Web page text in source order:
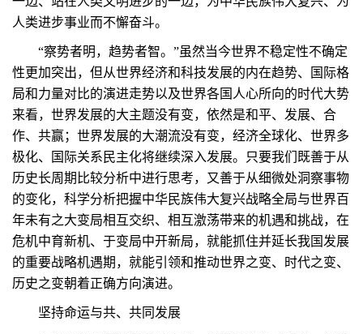
人类进步事业而不懈奋斗。
“察势者明，趋势者智。”虽然当今世界不稳定性不确定
性更加突出，但从世界经济和科技发展的内在趋势、国际格
局和力量对比的演进走势以及世界各国人心所向的时代大势
来看，世界发展的大主题没有变，依然是和平、发展、合
作、共赢；世界发展的大潮流没有变，经济全球化、世界多
极化、国际关系民主化将继续深入发展。只要我们既善于从
历史长周期比较分析中进行思考，又善于从细微处洞察事物
的变化，科学分析把握中华民族伟大复兴战略全局与世界百
年未有之大变局相互交织、相互激荡带来的机遇和挑战，在
危机中育新机、于变局中开新局，就能抓住并延长我国发展
的重要战略机遇期，就能引领和推动世界之变、时代之变、
历史之变朝着正确方向演进。
坚持命运与共、共同发展